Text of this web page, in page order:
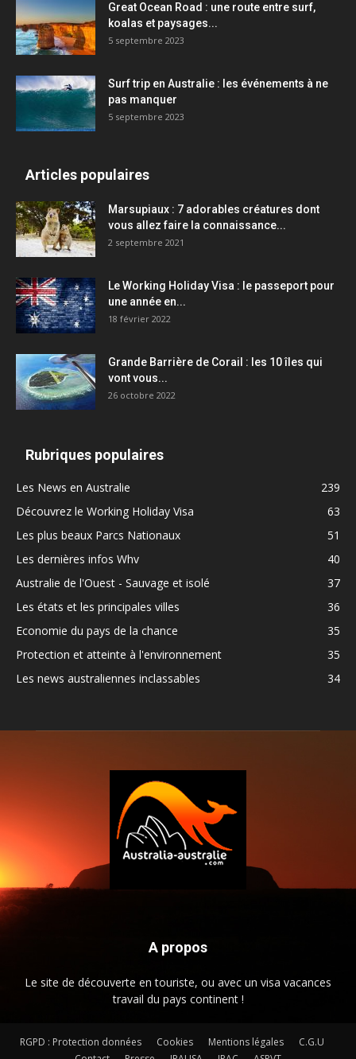
Great Ocean Road : une route entre surf,
koalas et paysages...
5 septembre 2023
Surf trip en Australie : les événements à ne
pas manquer
5 septembre 2023
Articles populaires
Marsupiaux : 7 adorables créatures dont
vous allez faire la connaissance...
2 septembre 2021
Le Working Holiday Visa : le passeport pour
une année en...
18 février 2022
Grande Barrière de Corail : les 10 îles qui
vont vous...
26 octobre 2022
Rubriques populaires
Les News en Australie
239
Découvrez le Working Holiday Visa
63
Les plus beaux Parcs Nationaux
51
Les dernières infos Whv
40
Australie de l'Ouest - Sauvage et isolé
37
Les états et les principales villes
36
Economie du pays de la chance
35
Protection et atteinte à l'environnement
35
Les news australiennes inclassables
34
A propos
Le site de découverte en touriste, ou avec un visa vacances
travail du pays continent !
RGPD : Protection données Cookies Mentions légales
C.G.U